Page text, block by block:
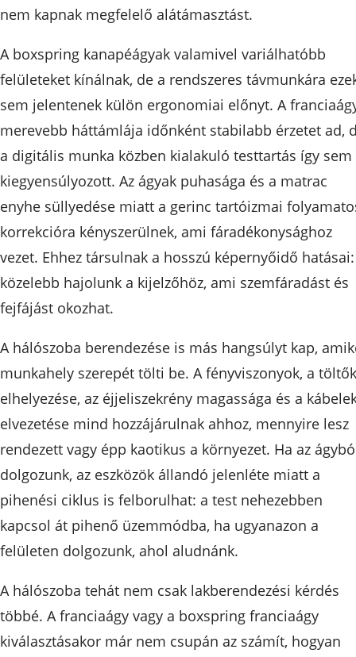
nem kapnak megfelelő alátámasztást.
A boxspring kanapéágyak valamivel variálhatóbb
felületeket kínálnak, de a rendszeres távmunkára
sem jelentenek külön ergonomiai előnyt. A
merevebb háttámlája időnként stabilabb érzetet ad,
a digitális munka közben kialakuló testtartás így sem
kiegyensúlyozott. Az ágyak puhasága és a matrac
enyhe süllyedése miatt a gerinc tartóizmai
korrekcióra kényszerülnek, ami fáradékonysághoz
vezet. Ehhez társulnak a hosszú képernyőidő hatásai:
közelebb hajolunk a kijelzőhöz, ami szemfáradást és
fejfájást okozhat.
A hálószoba berendezése is más hangsúlyt kap,
munkahely szerepét tölti be. A fényviszonyok, a töltők
elhelyezése, az éjjeliszekrény magassága és a
elvezetése mind hozzájárulnak ahhoz, mennyire lesz
rendezett vagy épp kaotikus a környezet. Ha az
dolgozunk, az eszközök állandó jelenléte miatt a
pihenési ciklus is felborulhat: a test nehezebben
kapcsol át pihenő üzemmódba, ha ugyanazon a
felületen dolgozunk, ahol aludnánk.
A hálószoba tehát nem csak lakberendezési kérdés
többé. A franciaágy vagy a boxspring franciaágy
kiválasztásakor már nem csupán az számít, hogyan